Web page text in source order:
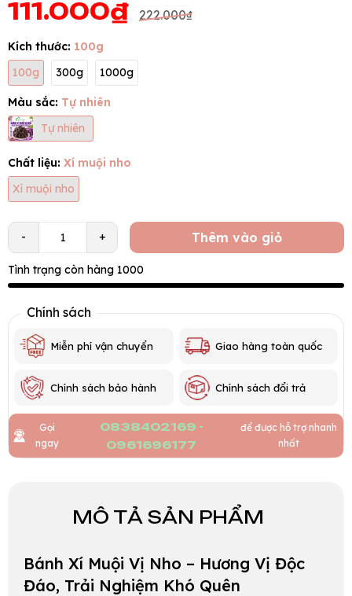
111.000₫ 222.000₫
Kích thước: 100g
100g
300g 1000g
Màu sắc: Tự nhiên
Tự nhiên
Chất liệu: Xí muội nho
Xí muội nho
- + Thêm vào giỏ
Tình trạng còn hàng 1000
Chính sách
Miễn phí vận chuyển Giao hàng toàn quốc
Chính sách bảo hành Chính sách đổi trả
Gọi
ngay
0838402169 -
0961696177
để được hỗ trợ nhanh
nhất
MÔ TẢ SẢN PHẨM
Bánh Xí Muội Vị Nho – Hương Vị Độc
Đáo, Trải Nghiệm Khó Quên